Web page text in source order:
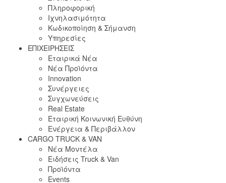
Πληροφορική
Ιχνηλασιμότητα
Κωδικοποίηση & Σήμανση
Υπηρεσίες
ΕΠΙΧΕΙΡΗΣΕΙΣ
Εταιρικά Νέα
Νέα Προϊόντα
Innovation
Συνέργειες
Συγχωνεύσεις
Real Estate
Εταιρική Κοινωνική Ευθύνη
Ενέργεια & Περιβάλλον
CARGO TRUCK & VAN
Νέα Μοντέλα
Ειδήσεις Truck & Van
Προϊόντα
Events